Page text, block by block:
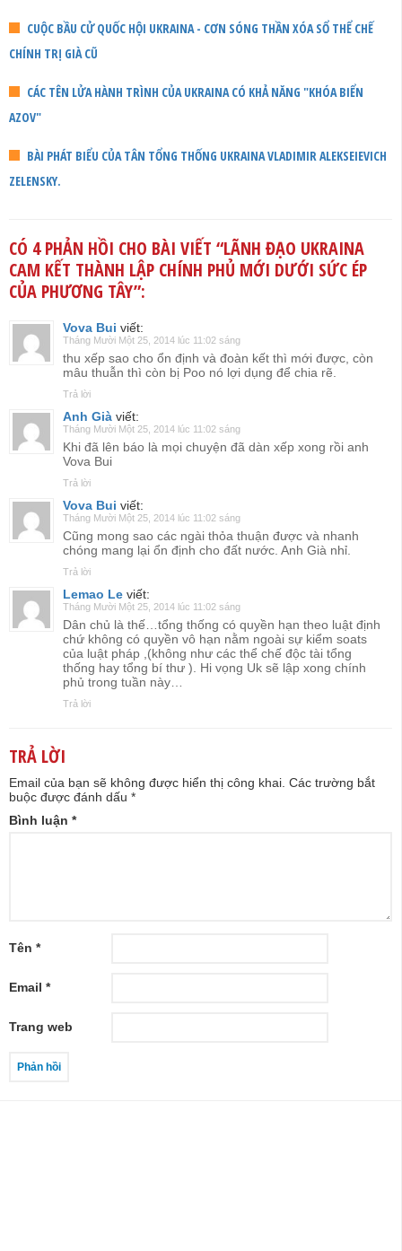
CUỘC BẦU CỬ QUỐC HỘI UKRAINA - CƠN SÓNG THẦN XÓA SỔ THỂ CHẾ
CHÍNH TRỊ GIÀ CŨ
CÁC TÊN LỬA HÀNH TRÌNH CỦA UKRAINA CÓ KHẢ NĂNG "KHÓA BIỂN
AZOV"
BÀI PHÁT BIỂU CỦA TÂN TỔNG THỐNG UKRAINA VLADIMIR ALEKSEIEVICH
ZELENSKY.
CÓ 4 PHẢN HỒI CHO BÀI VIẾT “LÃNH ĐẠO UKRAINA
CAM KẾT THÀNH LẬP CHÍNH PHỦ MỚI DƯỚI SỨC ÉP
CỦA PHƯƠNG TÂY”:
Vova Bui viết:
Tháng Mười Một 25, 2014 lúc 11:02 sáng
thu xếp sao cho ổn định và đoàn kết thì mới được, còn
mâu thuẫn thì còn bị Poo nó lợi dụng để chia rẽ.
Trả lời
Anh Già viết:
Tháng Mười Một 25, 2014 lúc 11:02 sáng
Khi đã lên báo là mọi chuyện đã dàn xếp xong rồi anh
Vova Bui
Trả lời
Vova Bui viết:
Tháng Mười Một 25, 2014 lúc 11:02 sáng
Cũng mong sao các ngài thỏa thuận được và nhanh
chóng mang lại ổn định cho đất nước. Anh Già nhỉ.
Trả lời
Lemao Le viết:
Tháng Mười Một 25, 2014 lúc 11:02 sáng
Dân chủ là thế…tổng thống có quyền hạn theo luật định
chứ không có quyền vô hạn nằm ngoài sự kiểm soats
của luật pháp ,(không như các thể chế độc tài tổng
thống hay tổng bí thư ). Hi vọng Uk sẽ lập xong chính
phủ trong tuần này…
Trả lời
TRẢ LỜI
Email của bạn sẽ không được hiển thị công khai. Các trường bắt
buộc được đánh dấu *
Bình luận *
Tên *
Email *
Trang web